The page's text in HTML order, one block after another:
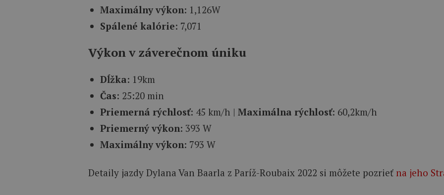
Maximálny výkon: 1,126W
Spálené kalórie: 7,071
Výkon v záverečnom úniku
Dĺžka: 19km
Čas: 25:20 min
Priemerná rýchlosť: 45 km/h | Maximálna rýchlosť: 60,2km/h
Priemerný výkon: 393 W
Maximálny výkon: 793 W
Detaily jazdy Dylana Van Baarla z Paríž-Roubaix 2022 si môžete pozrieť na jeho